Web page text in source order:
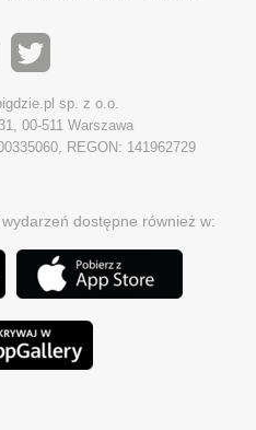
sp. z o.o.
00-511 Warszawa
REGON: 141962729
dostępne również w: